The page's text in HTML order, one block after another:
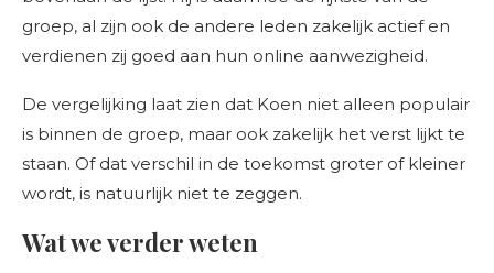
groep, al zijn ook de andere leden zakelijk actief en
verdienen zij goed aan hun online aanwezigheid.
De vergelijking laat zien dat Koen niet alleen populair
is binnen de groep, maar ook zakelijk het verst lijkt te
staan. Of dat verschil in de toekomst groter of kleiner
wordt, is natuurlijk niet te zeggen.
Wat we verder weten